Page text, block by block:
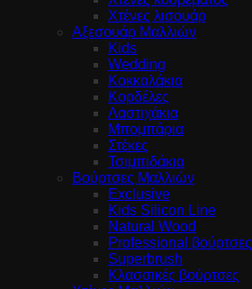
Χτένες λισουάρ
Αξεσουάρ Μαλλιών
Kids
Wedding
Κοκκαλάκια
Κορδέλες
Λαστιχάκια
Μπομπάρια
Στέκες
Τσιμπιδάκια
Βούρτσες Μαλλιών
Exclusive
Kids Silicon Line
Natural Wood
Professional βούρτσες
Superbrush
Κλασσικές βούρτσες